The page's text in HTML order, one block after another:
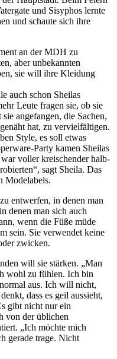
und Sisyphos lernte
und schaute sich ihre
an der MDH zu
aber unbekannten
sie will ihre Kleidung
auch schon Sheilas
Leute fragen sie, ob sie
angefangen, die Sachen,
hat, zu vervielfältigen.
Style, es soll etwas
Party kamen Sheilas
voller kreischender halb-
sagt Sheila. Das
Modelabels.
entwerfen, in denen man
denen man sich auch
wenn die Füße müde
sein. Sie verwendet keine
zwicken.
will sie stärken. „Man
wohl zu fühlen. Ich bin
aus. Ich will nicht,
dass es geil aussieht,
gibt nicht nur ein
von der üblichen
„Ich möchte mich
gerade trage. Nicht